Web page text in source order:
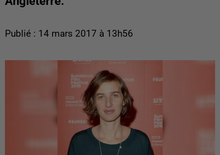
Publié : 14 mars 2017 à 13h56